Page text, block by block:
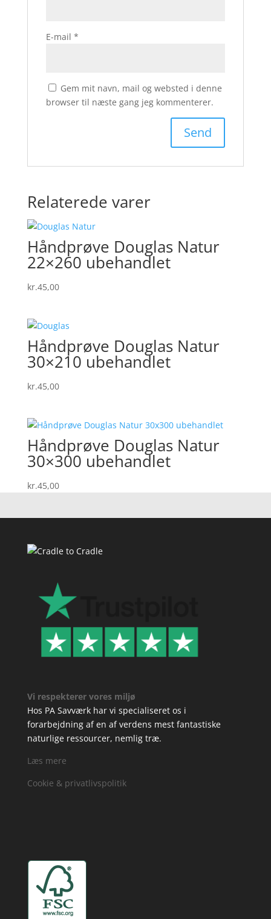
E-mail *
Gem mit navn, mail og websted i denne
browser til næste gang jeg kommenterer.
Relaterede varer
Håndprøve Douglas Natur
22×260 ubehandlet
kr.45,00
Håndprøve Douglas Natur
30×210 ubehandlet
kr.45,00
Håndprøve Douglas Natur
30×300 ubehandlet
kr.45,00
Vi respekterer vores miljø
Hos PA Savværk har vi specialiseret os i
forarbejdning af en af verdens mest fantastiske
naturlige ressourcer, nemlig træ.
Læs mere
Cookie & privatlivspolitik